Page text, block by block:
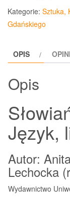
Kategorie: Sztuka,
Gdańskiego
OPIS
Opis
Język,
Autor:
Lechocka
Wydawnictwo